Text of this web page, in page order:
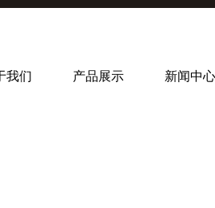
我们 产品展示 新闻中心